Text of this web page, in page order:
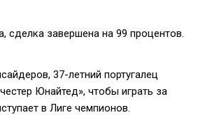
сделка завершена на 99 процентов.
37-летний португалец
Юнайтед», чтобы играть за
в Лиге чемпионов.